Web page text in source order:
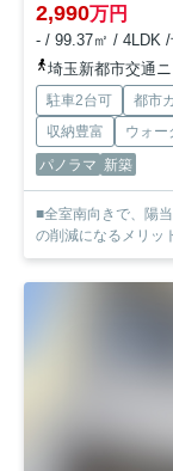
2,990万円
- / 99.37㎡ / 4LDK /
埼玉新都市交通
駐車2台可 都市
収納豊富
ウォー
パノラマ 新築
■全室南向きで、陽
の削減になるメリッ